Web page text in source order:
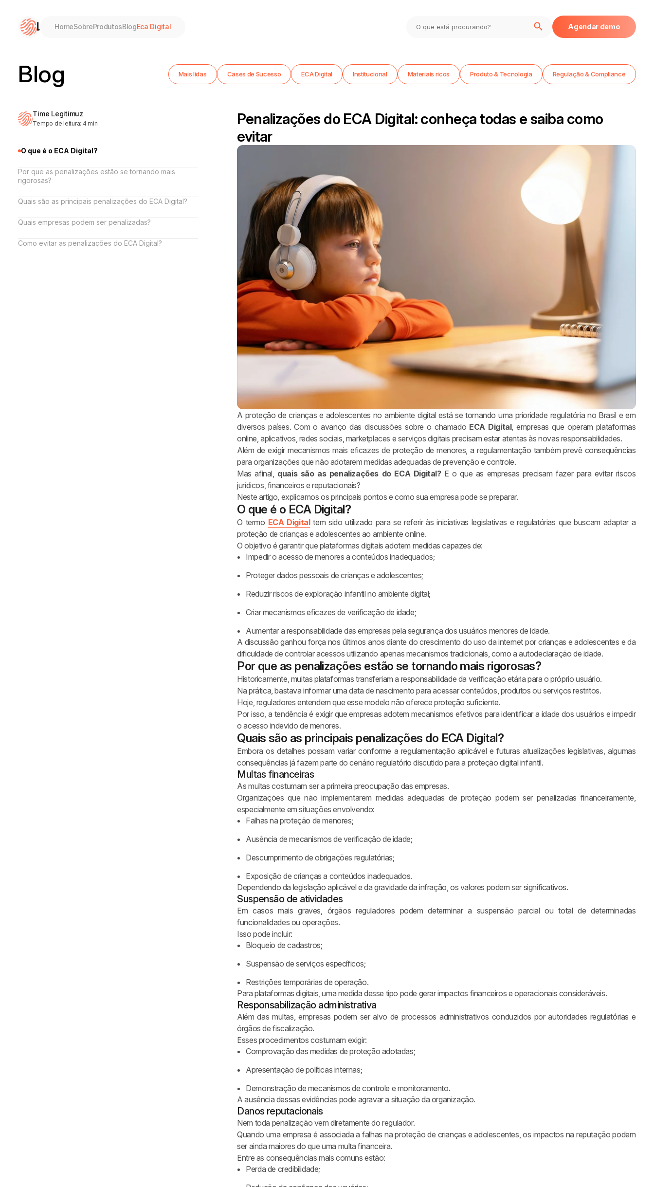
HomeSobreProdutosBlogEca Digital Agendar demo
Produtos
Eca Digital
Blog Mais lidas Cases de Sucesso ECA Digital Institucional Materiais ricos Produto & Tecnologia Regulação & Compliance
Time Legitimuz
Tempo de leitura: 4min
O que é o ECA Digital?
Por que as penalizações estão se tornando mais
rigorosas?
Quais são as principais penalizações do ECA Digital?
Quais empresas podem ser penalizadas?
Como evitar as penalizações do ECA Digital?
Penalizações do ECA Digital: conheça todas e saiba como
evitar
A proteção de crianças e adolescentes no ambiente digital está se tornando uma prioridade regulatória no Brasil e em
diversos países. Com o avanço das discussões sobre o chamado ECA Digital, empresas que operam plataformas
online, aplicativos, redes sociais, marketplaces e serviços digitais precisam estar atentas às novas responsabilidades.
Além de exigir mecanismos mais eficazes de proteção de menores, a regulamentação também prevê consequências
para organizações que não adotarem medidas adequadas de prevenção e controle.
Mas afinal, quais são as penalizações do ECA Digital?E o que as empresas precisam fazer para evitar riscos
jurídicos, financeiros e reputacionais?
Neste artigo, explicamos os principais pontos e como sua empresa pode se preparar.
O que é o ECA Digital?
O termo ECA Digitaltem sido utilizado para se referir às iniciativas legislativas e regulatórias que buscam adaptar a
proteção de crianças e adolescentes ao ambiente online.
O objetivo é garantir que plataformas digitais adotem medidas capazes de:
Impedir o acesso de menores a conteúdos inadequados;
Proteger dados pessoais de crianças e adolescentes;
Reduzir riscos de exploração infantil no ambiente digital;
Criar mecanismos eficazes de verificação de idade;
Aumentar a responsabilidade das empresas pela segurança dos usuários menores de idade.
A discussão ganhou força nos últimos anos diante do crescimento do uso da internet por crianças e adolescentes e da
dificuldade de controlar acessos utilizando apenas mecanismos tradicionais, como a autodeclaração de idade.
Por que as penalizações estão se tornando mais rigorosas?
Historicamente, muitas plataformas transferiam a responsabilidade da verificação etária para o próprio usuário.
Na prática, bastava informar uma data de nascimento para acessar conteúdos, produtos ou serviços restritos.
Hoje, reguladores entendem que esse modelo não oferece proteção suficiente.
Por isso, a tendência é exigir que empresas adotem mecanismos efetivos para identificar a idade dos usuários e impedir
o acesso indevido de menores.
Quais são as principais penalizações do ECA Digital?
Embora os detalhes possam variar conforme a regulamentação aplicável e futuras atualizações legislativas, algumas
consequências já fazem parte do cenário regulatório discutido para a proteção digital infantil.
Multas financeiras
As multas costumam ser a primeira preocupação das empresas.
Organizações que não implementarem medidas adequadas de proteção podem ser penalizadas financeiramente,
especialmente em situações envolvendo:
Falhas na proteção de menores;
Ausência de mecanismos de verificação de idade;
Descumprimento de obrigações regulatórias;
Exposição de crianças a conteúdos inadequados.
Dependendo da legislação aplicável e da gravidade da infração, os valores podem ser significativos.
Suspensão de atividades
Em casos mais graves, órgãos reguladores podem determinar a suspensão parcial ou total de determinadas
funcionalidades ou operações.
Isso pode incluir:
Bloqueio de cadastros;
Suspensão de serviços específicos;
Restrições temporárias de operação.
Para plataformas digitais, uma medida desse tipo pode gerar impactos financeiros e operacionais consideráveis.
Responsabilização administrativa
Além das multas, empresas podem ser alvo de processos administrativos conduzidos por autoridades regulatórias e
órgãos de fiscalização.
Esses procedimentos costumam exigir:
Comprovação das medidas de proteção adotadas;
Apresentação de políticas internas;
Demonstração de mecanismos de controle e monitoramento.
A ausência dessas evidências pode agravar a situação da organização.
Danos reputacionais
Nem toda penalização vem diretamente do regulador.
Quando uma empresa é associada a falhas na proteção de crianças e adolescentes, os impactos na reputação podem
ser ainda maiores do que uma multa financeira.
Entre as consequências mais comuns estão:
Perda de credibilidade;
Sua operação está preparada para
barrar fraudes antes que elas aconteçam?
Acompanhe insights sobre biometria, verificação de identidade, KYC, prevenção a
múltiplas contas e proteção contra fraudes digitais.